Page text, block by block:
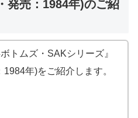
発売：1984年)のご紹
トムズ・SAKシリーズ』
年)をご紹介します。